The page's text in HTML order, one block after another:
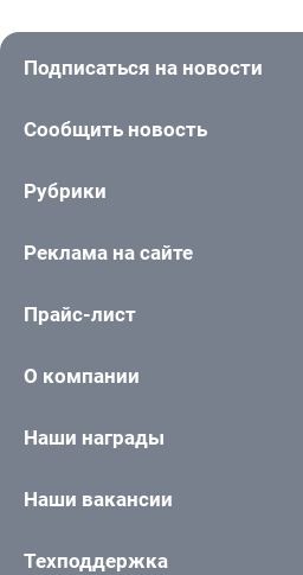
Подписаться на новости
Сообщить новость
Рубрики
Реклама на сайте
Прайс-лист
О компании
Наши награды
Наши вакансии
Техподдержка